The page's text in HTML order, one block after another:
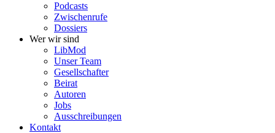
Podcasts
Zwischenrufe
Dossiers
Wer wir sind
LibMod
Unser Team
Gesell­schafter
Beirat
Autoren
Jobs
Ausschrei­bungen
Kontakt